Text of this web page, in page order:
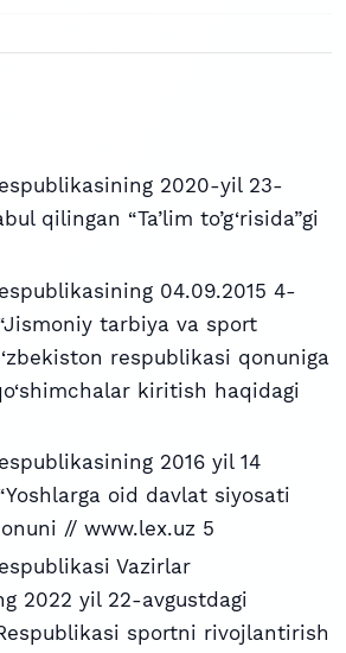
2020-yil 23-
qilingan “Ta’lim to’g‘risida”gi
04.09.2015 4-
tarbiya va sport
respublikasi qonuniga
kiritish haqidagi
2016 yil 14
oid davlat siyosati
// www.lex.uz 5
Vazirlar
2022 yil 22-avgustdagi
sportni rivojlantirish